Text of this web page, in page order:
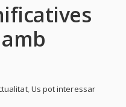
,Us pot interessar